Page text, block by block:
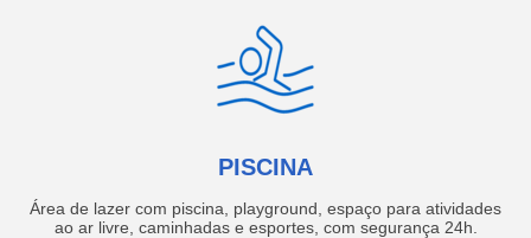
PISCINA
Área de lazer com piscina, playground, espaço para atividades
ao ar livre, caminhadas e esportes, com segurança 24h.